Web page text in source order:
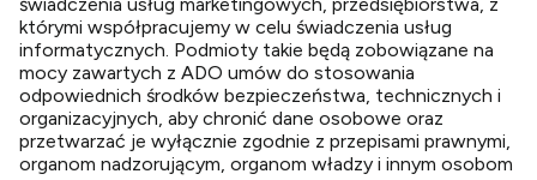
którymi współpracujemy w celu świadczenia usług
informatycznych. Podmioty takie będą zobowiązane na
mocy zawartych z ADO umów do stosowania
odpowiednich środków bezpieczeństwa, technicznych i
organizacyjnych, aby chronić dane osobowe oraz
przetwarzać je wyłącznie zgodnie z przepisami prawnymi,
organom nadzorującym, organom władzy i innym osobom